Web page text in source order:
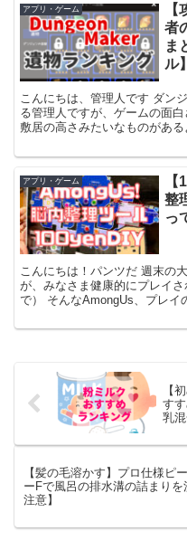
アプリ・ゲーム
者
ま
ル】
こんにちは、管理人です ダン
る管理人ですが、ゲームの面
敷居の高さみたいなものがあ
アプリ・ゲーム
整
っ
こんにちは！パンツだ 週末の
が、みなさま健康的にプレイ
で） そんなAmongUs、プレイ
【
す
乳
【髪の毛溶かす】プロ仕様ピ
ーFで風呂の排水溝の詰まりを
注意】